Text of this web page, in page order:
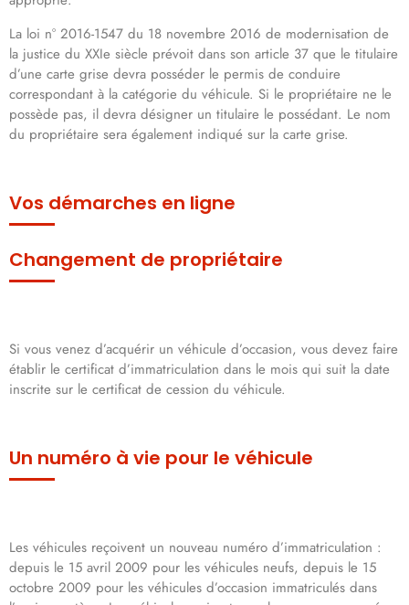
La loi n° 2016-1547 du 18 novembre 2016 de modernisation de
la justice du XXIe siècle prévoit dans son article 37 que le titulaire
d’une carte grise devra posséder le permis de conduire
correspondant à la catégorie du véhicule. Si le propriétaire ne le
possède pas, il devra désigner un titulaire le possédant. Le nom
du propriétaire sera également indiqué sur la carte grise.
Vos démarches en ligne
Changement de propriétaire
Si vous venez d’acquérir un véhicule d’occasion, vous devez faire
établir le certificat d’immatriculation dans le mois qui suit la date
inscrite sur le certificat de cession du véhicule.
Un numéro à vie pour le véhicule
Les véhicules reçoivent un nouveau numéro d’immatriculation :
depuis le 15 avril 2009 pour les véhicules neufs, depuis le 15
octobre 2009 pour les véhicules d’occasion immatriculés dans